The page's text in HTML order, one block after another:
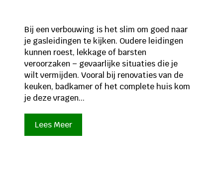
Bij een verbouwing is het slim om goed naar
je gasleidingen te kijken. Oudere leidingen
kunnen roest, lekkage of barsten
veroorzaken – gevaarlijke situaties die je
wilt vermijden. Vooral bij renovaties van de
keuken, badkamer of het complete huis kom
je deze vragen...
Lees Meer